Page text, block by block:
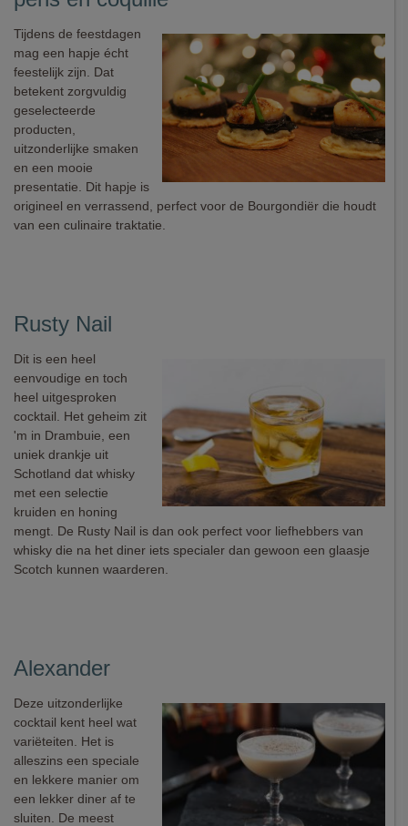
Tijdens de feestdagen
mag een hapje écht
feestelijk zijn. Dat
betekent zorgvuldig
geselecteerde
producten,
uitzonderlijke smaken
en een mooie
presentatie. Dit hapje is
origineel en verrassend, perfect voor de Bourgondiër die houdt
van een culinaire traktatie.
Rusty Nail
Dit is een heel
eenvoudige en toch
heel uitgesproken
cocktail. Het geheim zit
'm in Drambuie, een
uniek drankje uit
Schotland dat whisky
met een selectie
kruiden en honing
mengt. De Rusty Nail is dan ook perfect voor liefhebbers van
whisky die na het diner iets specialer dan gewoon een glaasje
Scotch kunnen waarderen.
Alexander
Deze uitzonderlijke
cocktail kent heel wat
variëteiten. Het is
alleszins een speciale
en lekkere manier om
een lekker diner af te
sluiten. De meest